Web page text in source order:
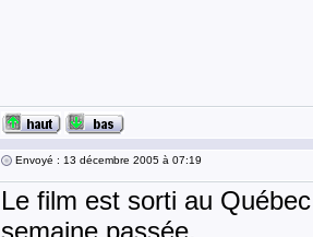
Envoyé : 13 décembre 2005 à 07:19
Le film est sorti au
semaine passée.